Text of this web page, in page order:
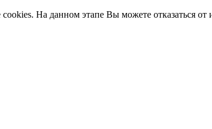
На данном этапе Вы можете отказаться